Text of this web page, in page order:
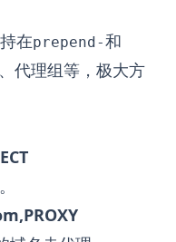
在prepend-和
代理组等，极大方